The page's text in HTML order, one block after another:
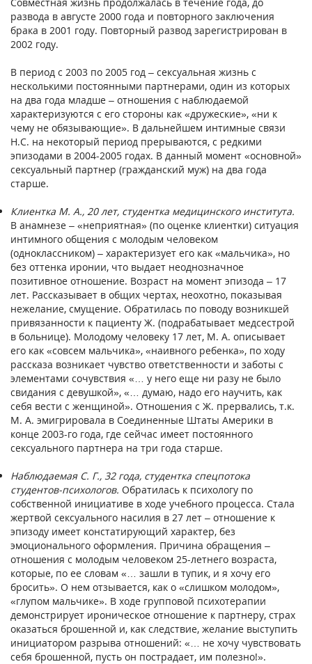
развода в августе 2000 года и повторного заключения
брака в 2001 году. Повторный развод зарегистрирован в
2002 году.
В период с 2003 по 2005 год – сексуальная жизнь с
несколькими постоянными партнерами, один из которых
на два года младше – отношения с наблюдаемой
характеризуются с его стороны как «дружеские», «ни к
чему не обязывающие». В дальнейшем интимные связи
Н.С. на некоторый период прерываются, с редкими
эпизодами в 2004-2005 годах. В данный момент «основной»
сексуальный партнер (гражданский муж) на два года
старше.
Клиентка М. А., 20 лет, студентка медицинского института.
В анамнезе – «неприятная» (по оценке клиентки) ситуация
интимного общения с молодым человеком
(одноклассником) – характеризует его как «мальчика», но
без оттенка иронии, что выдает неоднозначное
позитивное отношение. Возраст на момент эпизода – 17
лет. Рассказывает в общих чертах, неохотно, показывая
нежелание, смущение. Обратилась по поводу возникшей
привязанности к пациенту Ж. (подрабатывает медсестрой
в больнице). Молодому человеку 17 лет, М. А. описывает
его как «совсем мальчика», «наивного ребенка», по ходу
рассказа возникает чувство ответственности и заботы с
элементами сочувствия «… у него еще ни разу не было
свидания с девушкой», «… думаю, надо его научить, как
себя вести с женщиной». Отношения с Ж. прервались, т.к.
М. А. эмигрировала в Соединенные Штаты Америки в
конце 2003-го года, где сейчас имеет постоянного
сексуального партнера на три года старше.
Наблюдаемая С. Г., 32 года, студентка спецпотока
студентов-психологов. Обратилась к психологу по
собственной инициативе в ходе учебного процесса. Стала
жертвой сексуального насилия в 27 лет – отношение к
эпизоду имеет констатирующий характер, без
эмоционального оформления. Причина обращения –
отношения с молодым человеком 25-летнего возраста,
которые, по ее словам «… зашли в тупик, и я хочу его
бросить». О нем отзывается, как о «слишком молодом»,
«глупом мальчике». В ходе групповой психотерапии
демонстрирует ироническое отношение к партнеру, страх
оказаться брошенной и, как следствие, желание выступить
инициатором разрыва отношений: «… не хочу чувствовать
себя брошенной, пусть он пострадает, им полезно!».